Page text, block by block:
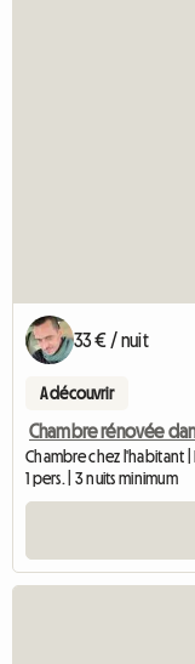
33 € / nuit
A découvrir
Chambre rénovée
Chambre chez l'habitant |
1 pers. | 3 nuits minimum